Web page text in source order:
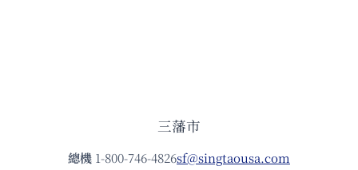
三藩市
總機 1-800-746-4826sf@singtaousa.com